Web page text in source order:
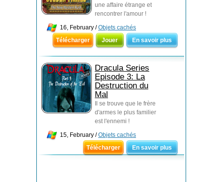
une affaire étrange et
rencontrer l'amour !
16, February /Objets cachés
Télécharger
Jouer En savoir plus
Dracula Series
Episode 3: La
Destruction du
Mal
Il se trouve que le frère
d'armes le plus familier
est l'ennemi !
15, February /Objets cachés
Télécharger
En savoir plus